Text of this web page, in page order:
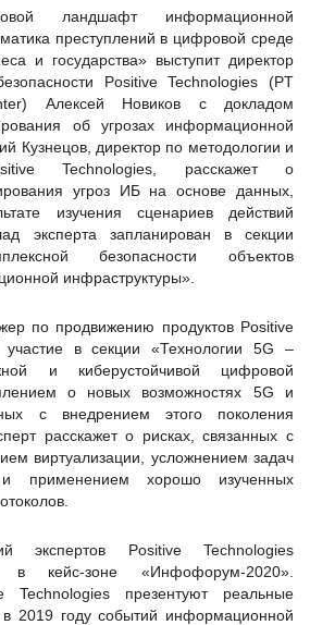
ландшафт информационной
преступлений в цифровой среде
и государства» выступит директор
Positive Technologies (PT
Алексей Новиков с докладом
об угрозах информационной
Кузнецов, директор по методологии и
Technologies, расскажет о
угроз ИБ на основе данных,
изучения сценариев действий
эксперта запланирован в секции
безопасности объектов
инфраструктуры».
по продвижению продуктов Positive
участие в секции «Технологии 5G –
и киберустойчивой цифровой
о новых возможностях 5G и
с внедрением этого поколения
расскажет о рисках, связанных с
виртуализации, усложнением задач
и применением хорошо изученных
экспертов Positive Technologies
в кейс-зоне «Инфофорум-2020».
Technologies презентуют реальные
2019 году событий информационной